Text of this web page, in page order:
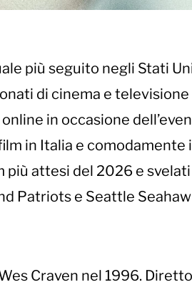
più seguito negli Stati
di cinema e
in occasione
in Italia e comodamente
attesi del 2026 e
Patriots e Seattle
Craven nel 1996.